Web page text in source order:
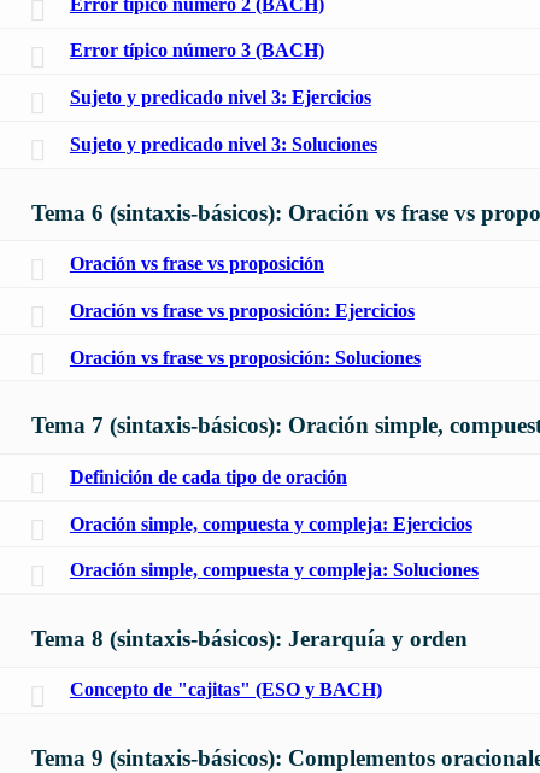
Error típico número 3 (BACH)
Sujeto y predicado nivel 3: Ejercicios
Sujeto y predicado nivel 3: Soluciones
Tema 6 (sintaxis-básicos): Oración vs frase vs
Oración vs frase vs proposición
Oración vs frase vs proposición: Ejercicios
Oración vs frase vs proposición: Soluciones
Tema 7 (sintaxis-básicos): Oración simple,
Definición de cada tipo de oración
Oración simple, compuesta y compleja: Ejercicios
Oración simple, compuesta y compleja: Soluciones
Tema 8 (sintaxis-básicos): Jerarquía y orden
Concepto de "cajitas" (ESO y BACH)
Tema 9 (sintaxis-básicos): Complementos